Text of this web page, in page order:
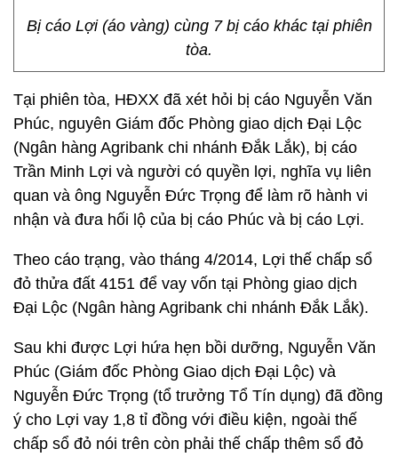
Bị cáo Lợi (áo vàng) cùng 7 bị cáo khác tại phiên
tòa.
Tại phiên tòa, HĐXX đã xét hỏi bị cáo Nguyễn Văn
Phúc, nguyên Giám đốc Phòng giao dịch Đại Lộc
(Ngân hàng Agribank chi nhánh Đắk Lắk), bị cáo
Trần Minh Lợi và người có quyền lợi, nghĩa vụ liên
quan và ông Nguyễn Đức Trọng để làm rõ hành vi
nhận và đưa hối lộ của bị cáo Phúc và bị cáo Lợi.
Theo cáo trạng, vào tháng 4/2014, Lợi thế chấp sổ
đỏ thửa đất 4151 để vay vốn tại Phòng giao dịch
Đại Lộc (Ngân hàng Agribank chi nhánh Đắk Lắk).
Sau khi được Lợi hứa hẹn bồi dưỡng, Nguyễn Văn
Phúc (Giám đốc Phòng Giao dịch Đại Lộc) và
Nguyễn Đức Trọng (tổ trưởng Tổ Tín dụng) đã đồng
ý cho Lợi vay 1,8 tỉ đồng với điều kiện, ngoài thế
chấp sổ đỏ nói trên còn phải thế chấp thêm sổ đỏ